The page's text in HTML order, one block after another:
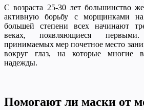
С возраста 25-30 лет большинство
активную борьбу с морщинками
большей степени всех начинают
веках, появляющиеся
принимаемых мерпочетное место
вокруг глаз, на которые многие
надежды.
Помогают ли маски от